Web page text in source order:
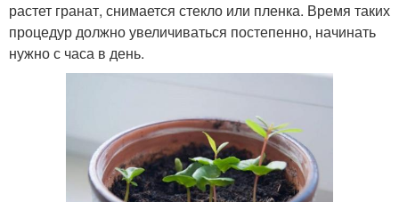
растет гранат, снимается стекло или пленка. Время таких
процедур должно увеличиваться постепенно, начинать
нужно с часа в день.